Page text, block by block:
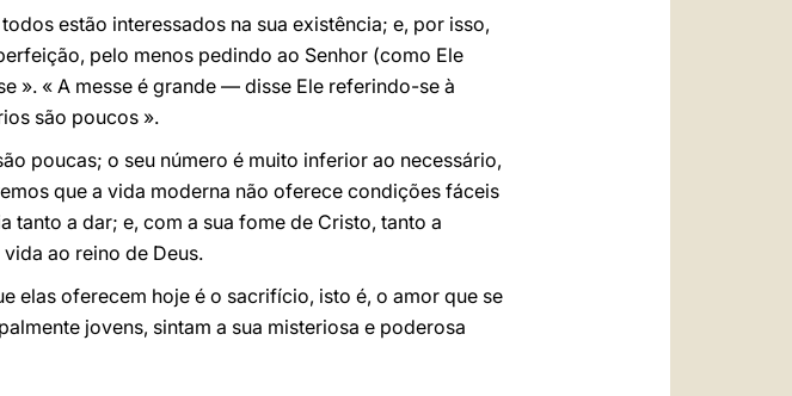
estão interessados na sua existência; e, por isso,
pelo menos pedindo ao Senhor (como Ele
». « A messe é grande — disse Ele referindo-se à
são poucos ».
poucas; o seu número é muito inferior ao necessário,
que a vida moderna não oferece condições fáceis
tanto a dar; e, com a sua fome de Cristo, tanto a
ao reino de Deus.
elas oferecem hoje é o sacrifício, isto é, o amor que se
jovens, sintam a sua misteriosa e poderosa